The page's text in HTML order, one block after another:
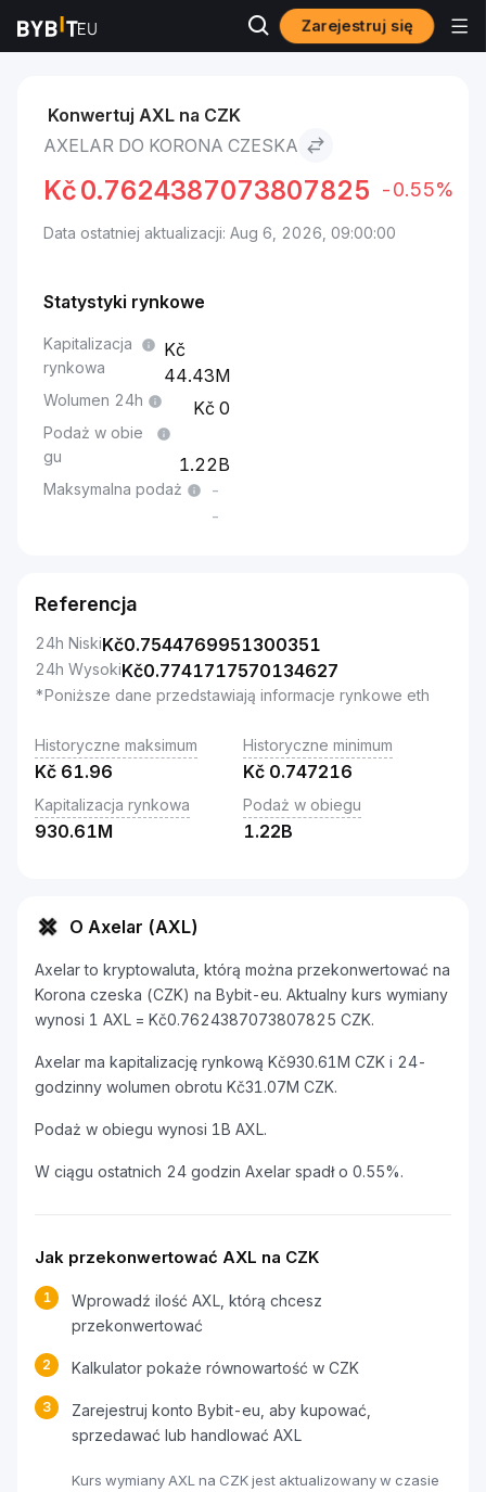
Zarejestruj się
Rynki Cena Axelar AXL Axelar to Korona czeska
Konwertuj AXL na CZK
AXELAR DO KORONA CZESKA
Kč0.7624387073807825 -0.55%
Data ostatniej aktualizacji: Aug 6, 2026, 09:00:00
Statystyki rynkowe
Kapitalizacja
rynkowa
44.43M
Wolumen 24h 0
Podaż w obie
gu
1.22B
Maksymalna podaż
-
-
Referencja
24h NiskiKč0.7544769951300351
24h WysokiKč0.7741717570134627
*Poniższe dane przedstawiają informacje rynkowe eth
Historyczne maksimum
Kč 61.96
Historyczne minimum
Kč 0.747216
Kapitalizacja rynkowa
930.61M
Podaż w obiegu
1.22B
O Axelar (AXL)
Axelar to kryptowaluta, którą można przekonwertować na
Korona czeska (CZK) na Bybit-eu. Aktualny kurs wymiany
wynosi 1 AXL = Kč0.7624387073807825 CZK.
Axelar ma kapitalizację rynkową Kč930.61M CZK i 24-
godzinny wolumen obrotu Kč31.07M CZK.
Podaż w obiegu wynosi 1B AXL.
W ciągu ostatnich 24 godzin Axelar spadł o 0.55%.
Jak przekonwertować AXL na CZK
1
Wprowadź ilość AXL, którą chcesz
przekonwertować
2 Kalkulator pokaże równowartość w CZK
3
Zarejestruj konto Bybit-eu, aby kupować,
sprzedawać lub handlować AXL
Kurs wymiany AXL na CZK jest aktualizowany w czasie